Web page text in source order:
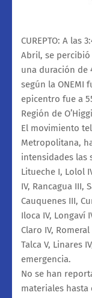
CUREPTO: A las
Abril, se
una duración de
según la ONEMI
epicentro fue a
Región de
El movimiento
Metropolitana,
intensidades las
Litueche I, Lolol
IV, Rancagua III,
Cauquenes III,
Iloca IV, Longaví
Claro IV,
Talca V, Linares
emergencia.
No se han
materiales hasta